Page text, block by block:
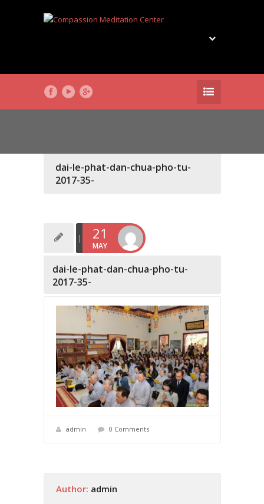
dai-le-phat-dan-chua-pho-tu-
2017-35-
21
MAY
dai-le-phat-dan-chua-pho-tu-
2017-35-
admin 0 Comments
Author: admin